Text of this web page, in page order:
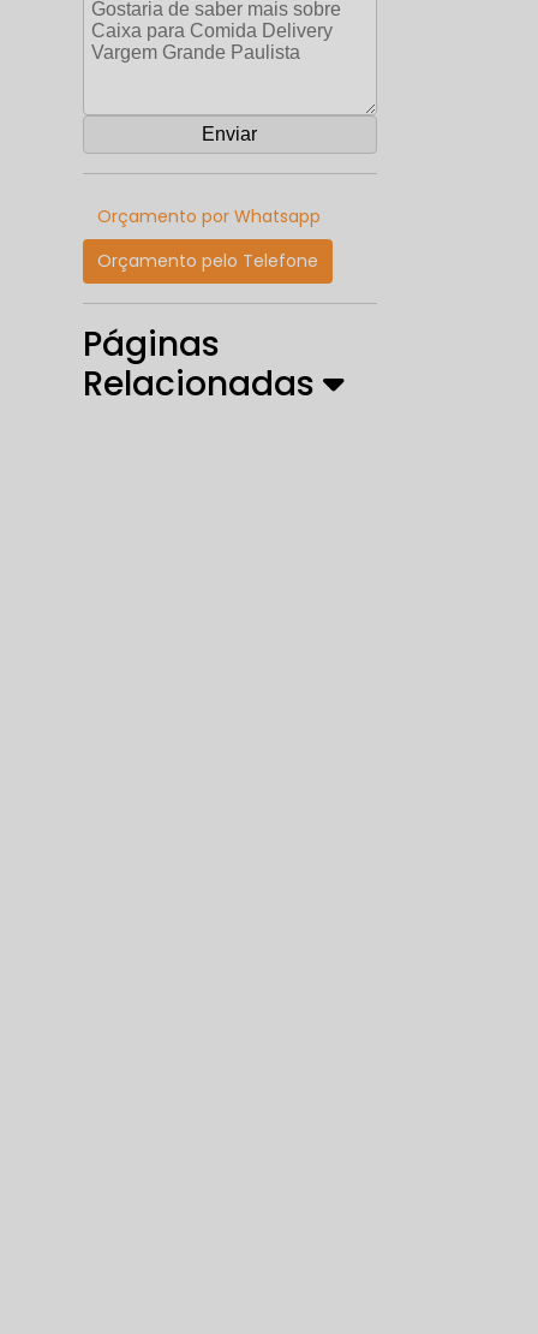
Orçamento por Whatsapp
Orçamento pelo Telefone
Páginas
Relacionadas